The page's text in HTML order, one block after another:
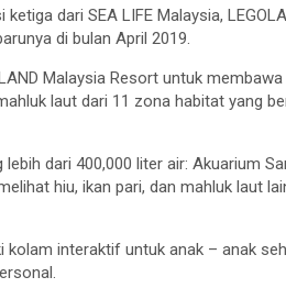
dari SEA LIFE Malaysia,
di bulan April 2019.
Malaysia Resort untuk
laut dari 11 zona habitat yang
dari 400,000 liter air: Akuarium
hiu, ikan pari, dan mahluk laut
kolam interaktif untuk anak – anak